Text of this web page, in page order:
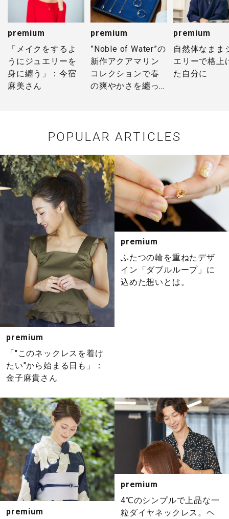
premium
「メイクをするよ
うにジュエリーを
身に纏う」：今宿
麻美さん
premium
”Noble of Water”の
新作アクアマリン
コレクションで春
の爽やかさを纏っ
premium
自然体なまま
エリーで格上
た自分に
POPULAR ARTICLES
premium
「"このネックレスを着け
たい"から始まる日も」：
金子麻貴さん
premium
ふたつの輪を重ねたデザ
イン「ダブルループ」に
込めた想いとは。
premium
premium
4℃のシンプルで上品な一
粒ダイヤネックレス。ヘ